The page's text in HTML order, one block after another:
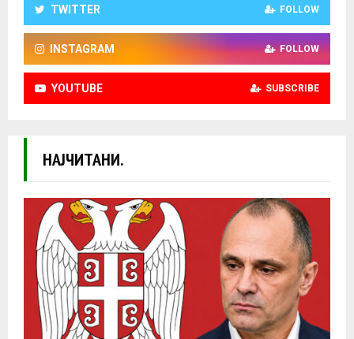
TWITTER FOLLOW
INSTAGRAM FOLLOW
YOUTUBE SUBSCRIBE
НАЈЧИТАНИ.